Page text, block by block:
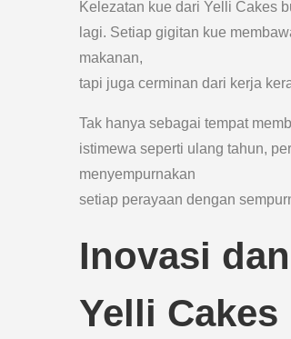
Kelezatan kue dari Yelli Cakes
lagi. Setiap gigitan kue
makanan,
tapi juga cerminan dari kerja
Tak hanya sebagai tempat
istimewa seperti ulang tahun,
menyempurnakan
setiap perayaan dengan
Inovasi
Yelli Cakes